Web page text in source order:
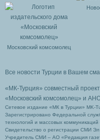
Московский комсомолец
Все новости Турции в Вашем
«МК-Турция» совместный
«Московский комсомолец» и
Сетевое издание «МК в Турции» MK-
Зарегистрировано Федеральной
технологий и массовых
Свидетельство о регистрации СМИ
Учредитель СМИ – АО «Редакция